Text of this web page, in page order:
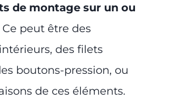
de montage sur un ou
Ce peut être des
des filets
boutons-pression, ou
de ces éléments.